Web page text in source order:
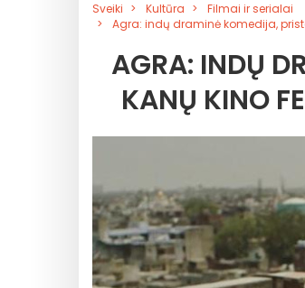
Sveiki Kultūra
Filmai ir serialai
Agra: indų draminė komedija,
AGRA: INDŲ
KANŲ KINO